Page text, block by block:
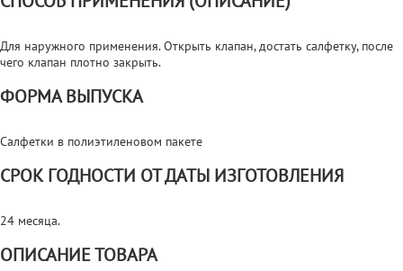
Для наружного применения. Открыть клапан, достать салфетку, после
чего клапан плотно закрыть.
ФОРМА ВЫПУСКА
Салфетки в полиэтиленовом пакете
СРОК ГОДНОСТИ ОТ ДАТЫ ИЗГОТОВЛЕНИЯ
24 месяца.
ОПИСАНИЕ ТОВАРА